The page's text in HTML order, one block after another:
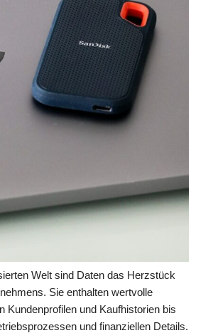
Welt sind Daten das Herzstück
Sie enthalten wertvolle
Kundenprofilen und Kaufhistorien bis
und finanziellen Details.